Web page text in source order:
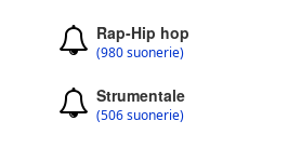
Rap-Hip hop
(980 suonerie)
Strumentale
(506 suonerie)